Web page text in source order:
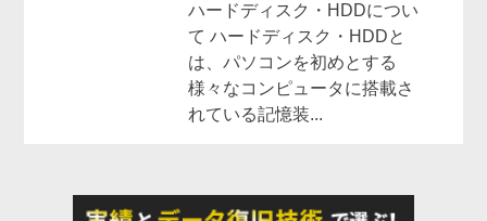
ハードディスク・HDDについ
て ハードディスク・HDDと
は、パソコンを初めとする
様々なコンピュータに搭載さ
れている記憶装...